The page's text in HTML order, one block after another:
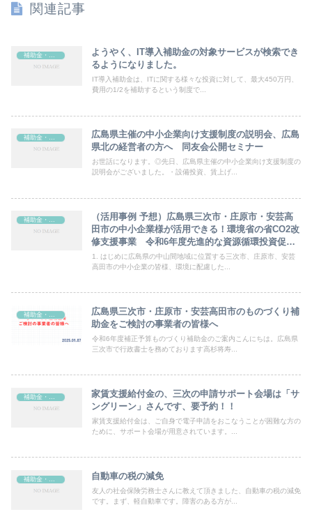
関連記事
補助金・助成金
ようやく、IT導入補助金の対象サービスが検索でき
るようになりました。
IT導入補助金は、ITに関する様々な投資に対して、最大450万円、
費用の1/2を補助するという制度で...
補助金・助成金
広島県主催の中小企業向け支援制度の説明会、広島
県北の経営者の方へ 同友会公開セミナー
お世話になります。◎先日、広島県主催の中小企業向け支援制度の
説明会がございました。・設備投資、賃上げ...
補助金・助成金
（活用事例 予想）広島県三次市・庄原市・安芸高
田市の中小企業様が活用できる！環境省の省CO2改
修支援事業 令和6年度先進的な資源循環投資促進
事業
1. はじめに広島県の中山間地域に位置する三次市、庄原市、安芸
高田市の中小企業の皆様、環境に配慮した...
補助金・助成金
広島県三次市・庄原市・安芸高田市のものづくり補
助金をご検討の事業者の皆様へ
令和6年度補正予算ものづくり補助金のご案内こんにちは。広島県
三次市で行政書士を務めております高杉将寿...
補助金・助成金
家賃支援給付金の、三次の申請サポート会場は「サ
ングリーン」さんです、要予約！！
家賃支援給付金は、ご自身で電子申請をおこなうことが困難な方の
ために、サポート会場が用意されています。...
補助金・助成金 自動車の税の減免
友人の社会保険労務士さんに教えて頂きました、自動車の税の減免
です。まず、軽自動車です。障害のある方が...